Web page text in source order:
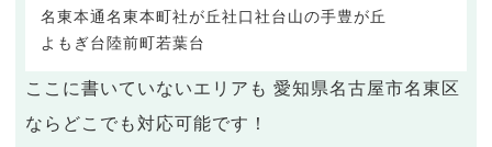
名東本通名東本町社が丘社口社台山の手豊が丘
よもぎ台陸前町若葉台
ここに書いていないエリアも 愛知県名古屋市名東区
ならどこでも対応可能です！